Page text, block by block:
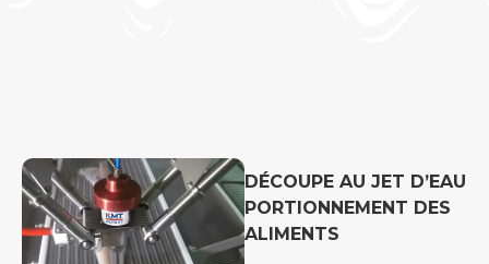
DÉCOUPE AU JET D’EAU
PORTIONNEMENT DES
ALIMENTS